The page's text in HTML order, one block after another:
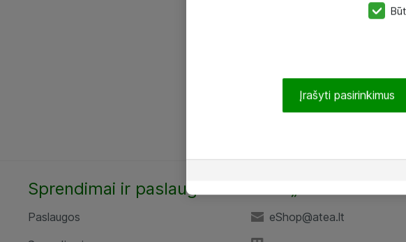
Sprendimai ir paslaugos
Paslaugos
eShop@atea.lt
Įrašyti pasirinkimus